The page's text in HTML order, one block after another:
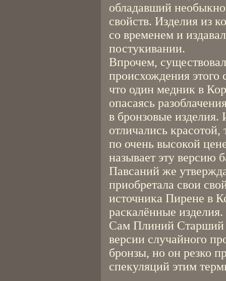
обладавший
свойств. Изделия из
со временем и
постукивании.
Впрочем,
происхождения этого
что один медник в
опасаясь
в бронзовые изделия.
отличались красотой,
по очень высокой
называет эту версию
Павсаний же
приобретала свои
источника Пирене в
раскалённые изделия.
Сам Плиний Старший
версии случайного
бронзы, но он резко
спекуляций этим